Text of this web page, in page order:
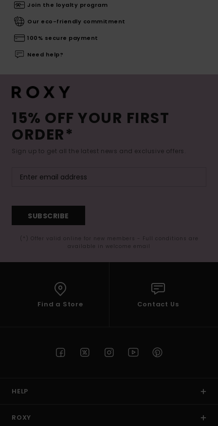
Join the loyalty program
Our eco-friendly commitment
100% secure payment
Need help?
15% OFF YOUR FIRST
ORDER*
Sign up to get all the latest news and exclusive offers.
SUBSCRIBE
(*) Offer valid online for new members - Full conditions are
available in welcome email
Find a Store Contact Us
HELP
ROXY